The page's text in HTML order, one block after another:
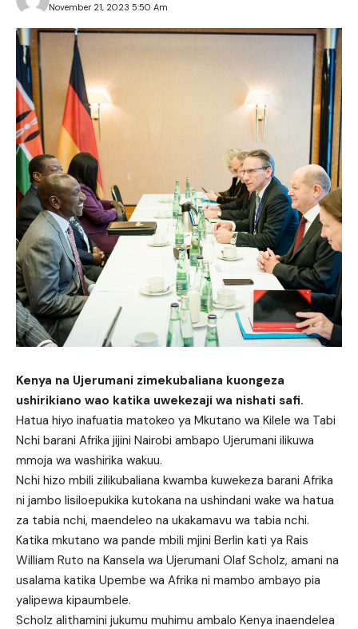
November 21, 2023 5:50 Am
Kenya na Ujerumani zimekubaliana kuongeza
ushirikiano wao katika uwekezaji wa nishati safi.
Hatua hiyo inafuatia matokeo ya Mkutano wa Kilele wa Tabi
Nchi barani Afrika jijini Nairobi ambapo Ujerumani ilikuwa
mmoja wa washirika wakuu.
Nchi hizo mbili zilikubaliana kwamba kuwekeza barani Afrika
ni jambo lisiloepukika kutokana na ushindani wake wa hatua
za tabia nchi, maendeleo na ukakamavu wa tabia nchi.
Katika mkutano wa pande mbili mjini Berlin kati ya Rais
William Ruto na Kansela wa Ujerumani Olaf Scholz, amani na
usalama katika Upembe wa Afrika ni mambo ambayo pia
yalipewa kipaumbele.
Scholz alithamini jukumu muhimu ambalo Kenya inaendelea